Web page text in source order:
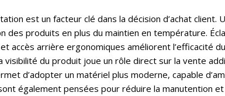
est un facteur clé dans la décision d’achat client.
des produits en plus du maintien en température.
accès arrière ergonomiques améliorent l’efficacité
visibilité du produit joue un rôle direct sur la vente
d’adopter un matériel plus moderne, capable
également pensées pour réduire la manutention